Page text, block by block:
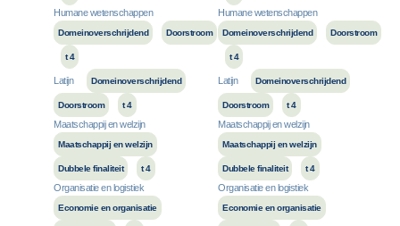
Humane wetenschappen
Domeinoverschrijdend Doorstroom
t 4
Latijn Domeinoverschrijdend
Doorstroom t 4
Maatschappij en welzijn
Maatschappij en welzijn
Dubbele finaliteit t 4
Organisatie en logistiek
Economie en organisatie
Humane wetenschappen
Domeinoverschrijdend Doorstroom
t 4
Latijn Domeinoverschrijdend
Doorstroom t 4
Maatschappij en welzijn
Maatschappij en welzijn
Dubbele finaliteit t 4
Organisatie en logistiek
Economie en organisatie